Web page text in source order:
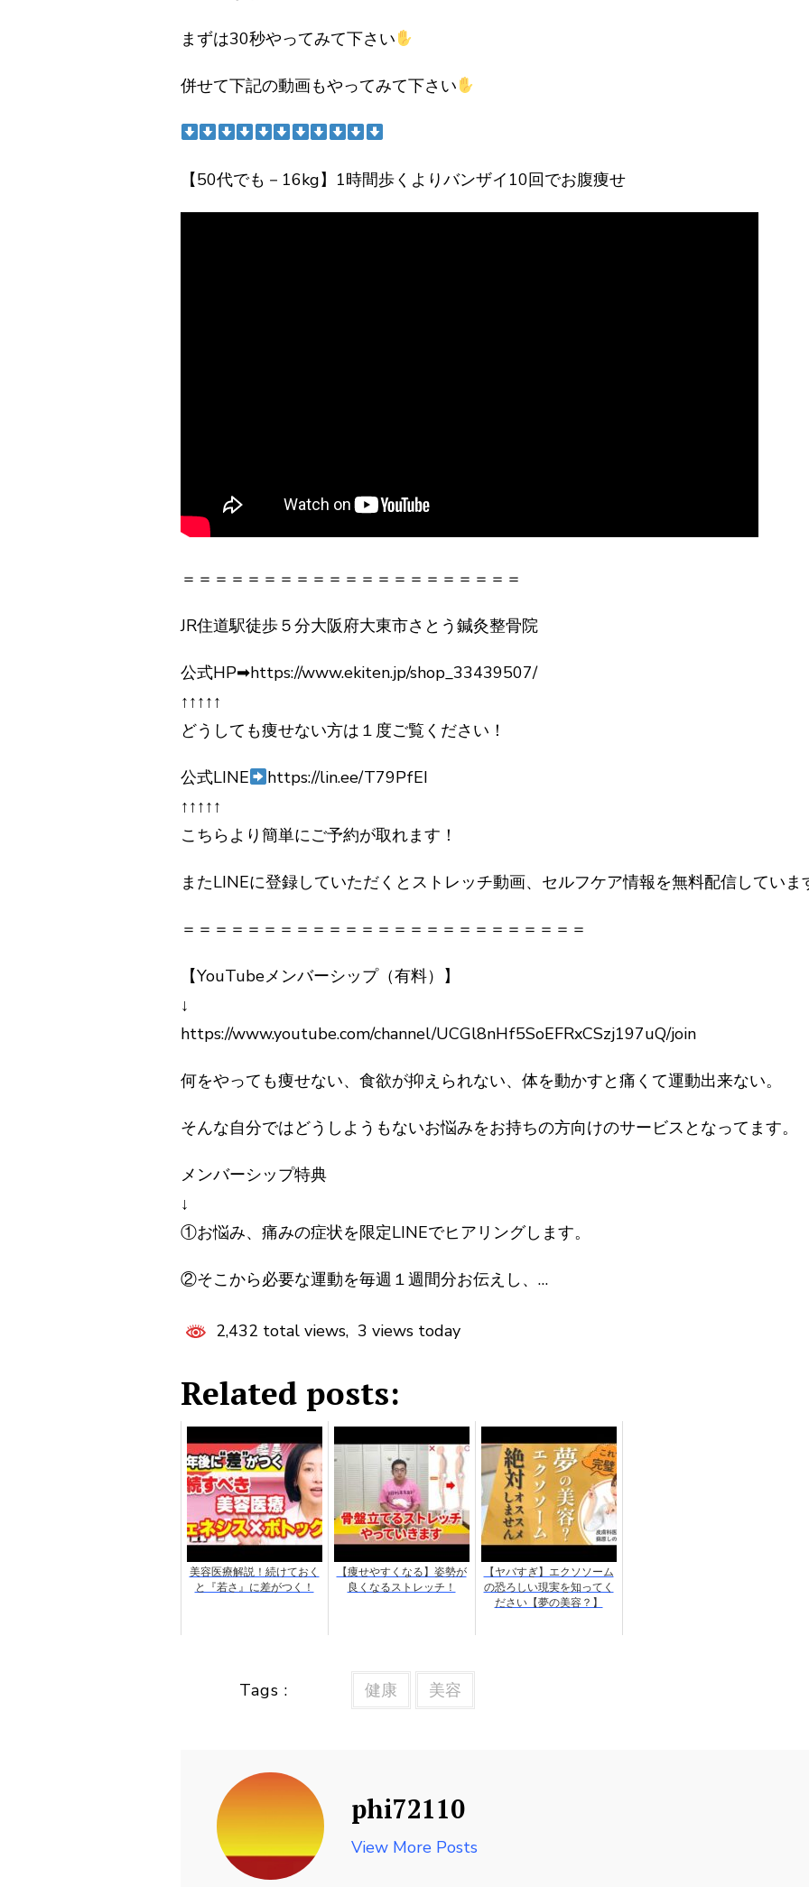
まずは30秒やってみて下さい
併せて下記の動画もやってみて下さい
【50代でも－16kg】1時間歩くよりバンザイ10回でお腹痩せ
＝＝＝＝＝＝＝＝＝＝＝＝＝＝＝＝＝＝＝＝＝
JR住道駅徒歩５分大阪府大東市さとう鍼灸整骨院
公式HP➡https://www.ekiten.jp/shop_33439507/
↑↑↑↑↑
どうしても痩せない方は１度ご覧ください！
公式LINE
https://lin.ee/T79PfEI
↑↑↑↑↑
こちらより簡単にご予約が取れます！
またLINEに登録していただくとストレッチ動画、セルフケア情報を無料配信していま
＝＝＝＝＝＝＝＝＝＝＝＝＝＝＝＝＝＝＝＝＝＝＝＝＝
【YouTubeメンバーシップ（有料）】
↓
https://www.youtube.com/channel/UCGl8nHf5SoEFRxCSzj197uQ/join
何をやっても痩せない、食欲が抑えられない、体を動かすと痛くて運動出来ない。
そんな自分ではどうしようもないお悩みをお持ちの方向けのサービスとなってます。
メンバーシップ特典
↓
①お悩み、痛みの症状を限定LINEでヒアリングします。
②そこから必要な運動を毎週１週間分お伝えし、…
2,432 total views, 3 views today
Related posts:
美容医療解説！続けておく
と『若さ』に差がつく！
【痩せやすくなる】姿勢が
良くなるストレッチ！
【ヤバすぎ】エクソソーム
の恐ろしい現実を知ってく
ださい【夢の美容？】
Tags : 健康 美容
phi72110
View More Posts